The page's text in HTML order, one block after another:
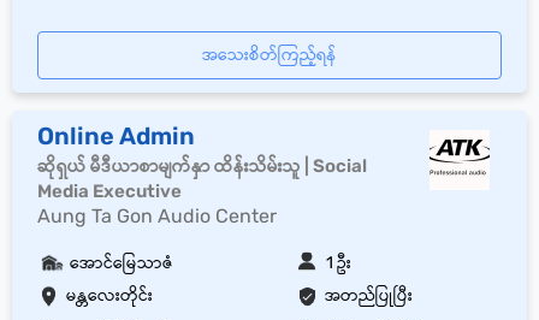
အသေးစိတ်ကြည့်ရန်
Online Admin
ဆိုရှယ် မီဒီယာစာမျက်နှာ ထိန်းသိမ်းသူ | Social
Media Executive
Aung Ta Gon Audio Center
မန္တလေးတိုင်း အတည်ပြုပြီး
အောင်မြေသာဇံ 1 ဦး